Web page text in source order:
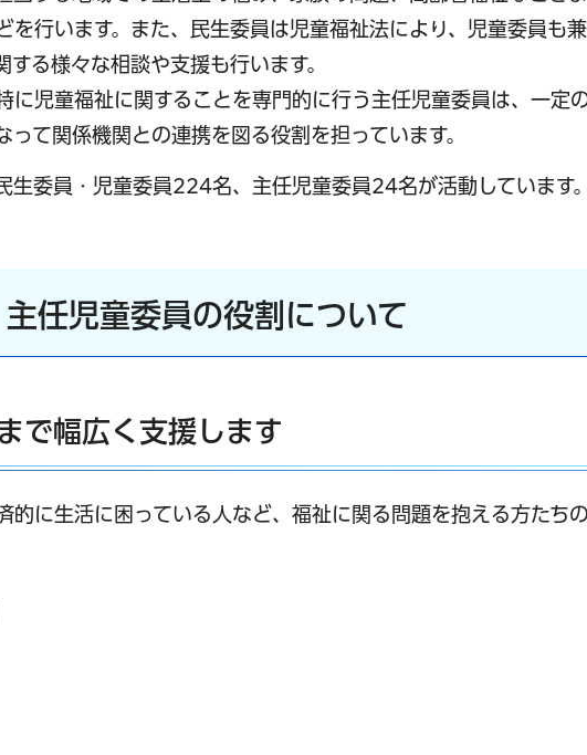
行います。また、民生委員は児童福祉法により、児童委員も兼
る様々な相談や支援も行います。
に児童福祉に関することを専門的に行う主任児童委員は、一定
て関係機関との連携を図る役割を担っています。
生委員・児童委員224名、主任児童委員24名が活動しています。
任児童委員の役割について
で幅広く支援します
的に生活に困っている人など、福祉に関る問題を抱える方たち